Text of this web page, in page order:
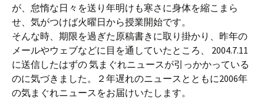
が、怠惰な日々を送り年明けも寒さに身体を縮こまら
せ、気がつけば火曜日から授業開始です。
そんな時、期限を過ぎた原稿書きに取り掛かり、昨年の
メールやウェブなどに目を通していたところ、 2004.7.11
に送信したはずの 気まぐれニュースが引っかかっている
のに気づきました。２年遅れのニュースとともに2006年
の気まぐれニュースをお届けいたします。